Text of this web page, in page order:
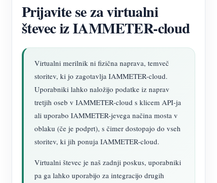
Vadnica Video
pogosta vprašanja
Blogi
Raziščite
Program nagrajevanja
Kontakt
O nas
Prijavite se za virtualni
števec iz IAMMETER-cloud
Virtualni merilnik ni fizična naprava, temveč
storitev, ki jo zagotavlja IAMMETER-cloud.
Uporabniki lahko naložijo podatke iz naprav
tretjih oseb v IAMMETER-cloud s klicem API-ja
ali uporabo IAMMETER-jevega načina mosta v
oblaku (če je podprt), s čimer dostopajo do vseh
storitev, ki jih ponuja IAMMETER-cloud.
Virtualni števec je naš zadnji poskus, uporabniki
pa ga lahko uporabijo za integracijo drugih